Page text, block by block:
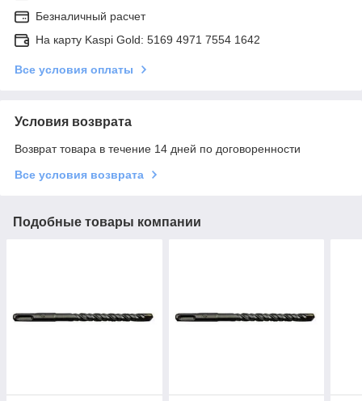
Безналичный расчет
На карту Kaspi Gold: 5169 4971 7554 1642
Все условия оплаты
Условия возврата
Возврат товара в течение 14 дней по договоренности
Все условия возврата
Подобные товары компании